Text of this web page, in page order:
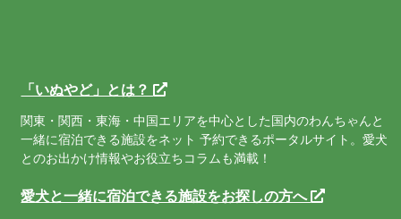
「いぬやど」とは？
関東・関西・東海・中国エリアを中心とした国内のわんちゃんと
一緒に宿泊できる施設をネット 予約できるポータルサイト。愛犬
とのお出かけ情報やお役立ちコラムも満載！
愛犬と一緒に宿泊できる施設をお探しの方へ